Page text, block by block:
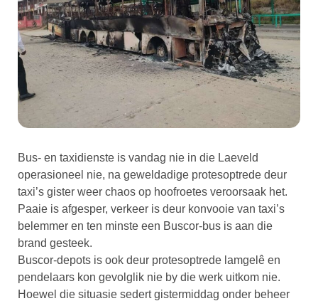
Bus- en taxidienste is vandag nie in die Laeveld
operasioneel nie, na geweldadige protesoptrede deur
taxi’s gister weer chaos op hoofroetes veroorsaak het.
Paaie is afgesper, verkeer is deur konvooie van taxi’s
belemmer en ten minste een Buscor-bus is aan die
brand gesteek.
Buscor-depots is ook deur protesoptrede lamgelê en
pendelaars kon gevolglik nie by die werk uitkom nie.
Hoewel die situasie sedert gistermiddag onder beheer